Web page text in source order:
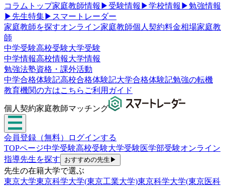
コラムトップ家庭教師情報 ▶ 受験情報 ▶学校情報 ▶勉強情報
▶ 先生特集▶ スマートレーダー
家庭教師を探すオンライン家庭教師個人契約料金相場家庭教
師
中学受験高校受験大学受験
中学情報高校情報大学情報
勉強法塾資格・課外活動
中学合格体験記高校合格体験記大学合格体験記勉強の転機
教育機関の方はこちら ご利用ガイド
個人契約家庭教師マッチング
会員登録（無料）
ログインする
TOPページ中学受験高校受験大学受験医学部受験オンライン
指導先生を探す おすすめの先生 ▶
先生の在籍大学で選ぶ
東京大学東京科学大学(東京工業大学)東京科学大学(東京医科